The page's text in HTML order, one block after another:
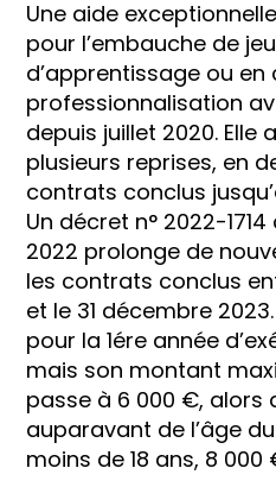
Une aide
pour l’embauche de
d’apprentissage ou
professionnalisation
depuis juillet 2020. Elle
plusieurs reprises, en
contrats conclus
Un décret n° 2022-
2022 prolonge de
les contrats conclus
et le 31 décembre
pour la 1ére année
mais son montant
passe à 6 000 €, alors
auparavant de l’âge
moins de 18 ans, 8